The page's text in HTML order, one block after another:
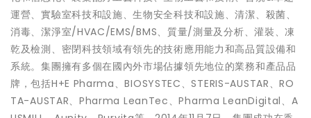
運營、實驗室科技和設施、生物安全科技和設施、清潔、殺菌、
消毒、潔淨室/HVAC/EMS/BMS、質量/測量及分析、灌裝、凍
乾及檢測、密閉科技領域有領先的技術應用能力和高品質設備和
系統。集團擁有多個在國內外市場佔據領先地位的業務和產品品
牌，包括H+E Pharma、BIOSYSTEC、STERIS-AUSTAR、RO
TA-AUSTAR、Pharma LeanTec、Pharma LeanDigital、A